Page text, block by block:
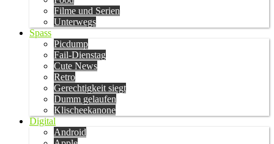
Filme und Serien
Unterwegs
Spass
Picdump
Fail-Dienstag
Cute News
Retro
Gerechtigkeit siegt
Dumm gelaufen
Klischeekanone
Digital
Android